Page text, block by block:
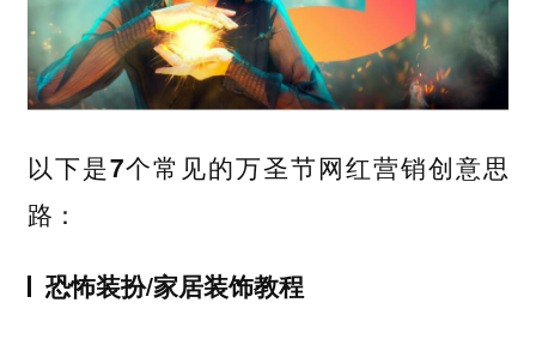
以下是7个常见的万圣节网红营销创意思
路：
恐怖装扮/家居装饰教程